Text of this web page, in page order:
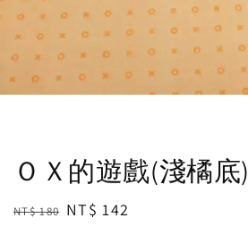
ＯＸ的遊戲(淺橘底)
Regular
NT$ 180 Sale
NT$ 142